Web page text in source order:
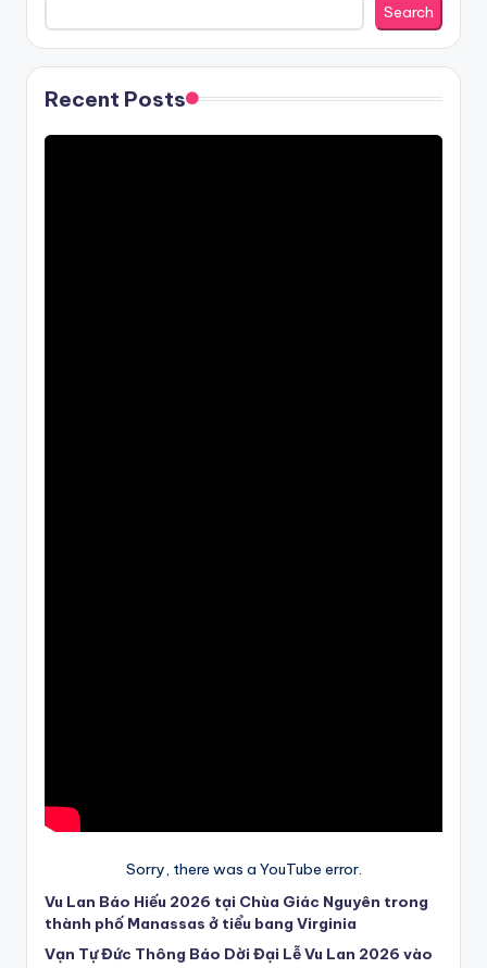
Search
Recent Posts
Sorry, there was a YouTube error.
Vu Lan Báo Hiếu 2026 tại Chùa Giác Nguyên trong
thành phố Manassas ở tiểu bang Virginia
Vạn Tự Đức Thông Báo Dời Đại Lễ Vu Lan 2026 vào